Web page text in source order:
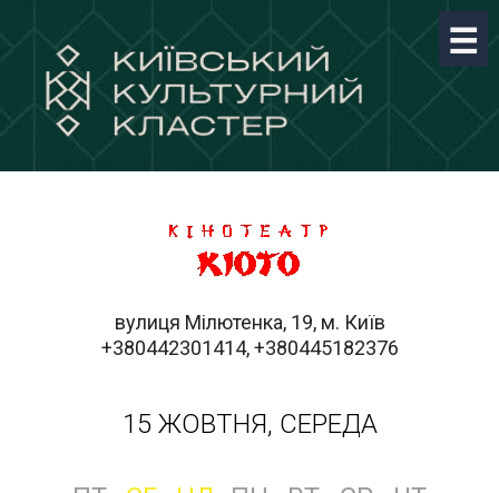
вулиця Мілютенка, 19, м. Київ
+380442301414, +380445182376
15 ЖОВТНЯ, СЕРЕДА